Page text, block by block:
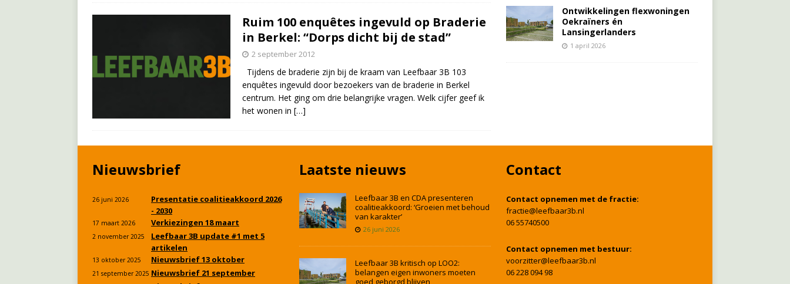
Ruim 100 enquêtes ingevuld op Braderie
in Berkel: “Dorps dicht bij de stad”
2 september 2012
Tijdens de braderie zijn bij de kraam van Leefbaar 3B 103
enquêtes ingevuld door bezoekers van de braderie in Berkel
centrum. Het ging om drie belangrijke vragen. Welk cijfer geef ik
het wonen in […]
Ontwikkelingen flexwoningen
Oekraïners én
Lansingerlanders
1 april 2026
Nieuwsbrief
26 juni 2026
Presentatie coalitieakkoord 2026
- 2030
17 maart 2026 Verkiezingen 18 maart
2 november 2025
Leefbaar 3B update #1 met 5
artikelen
13 oktober 2025 Nieuwsbrief 13 oktober
21 september 2025 Nieuwsbrief 21 september
Laatste nieuws
Leefbaar 3B en CDA presenteren
coalitieakkoord: ‘Groeien met behoud
van karakter’
26 juni 2026
Leefbaar 3B kritisch op LOO2:
belangen eigen inwoners moeten
goed geborgd blijven
Contact
Contact opnemen met de fractie:
fractie@leefbaar3b.nl
06 55740500
Contact opnemen met bestuur:
voorzitter@leefbaar3b.nl
06 228 094 98